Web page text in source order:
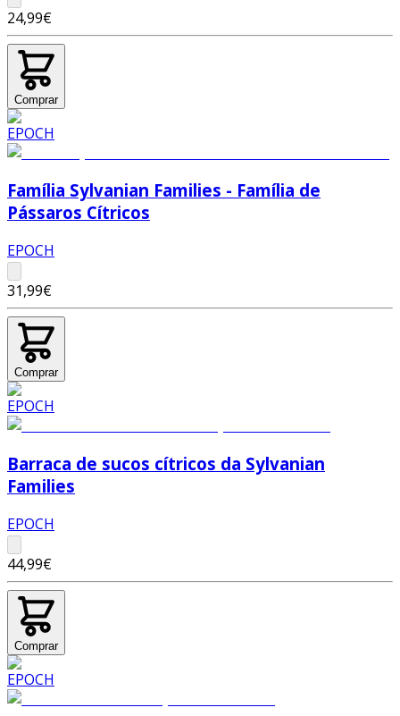
24,99€
Comprar
Família Sylvanian Families - Família de
Pássaros Cítricos
EPOCH
31,99€
Comprar
Barraca de sucos cítricos da Sylvanian
Families
EPOCH
44,99€
Comprar